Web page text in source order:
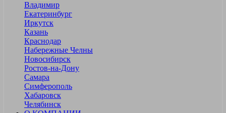
Владимир
Екатеринбург
Иркутск
Казань
Краснодар
Набережные Челны
Новосибирск
Ростов-на-Дону
Самара
Симферополь
Хабаровск
Челябинск